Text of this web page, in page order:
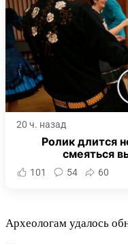
20 ч. назад
Ролик длится
смеяться
101 54 60
Археологам удалось